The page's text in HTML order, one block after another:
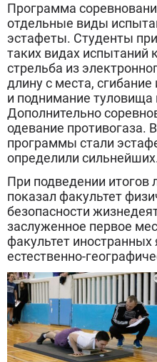
Программа
отдельные виды
эстафеты. Студенты
таких видах испытаний
стрельба из
длину с места, сгибание
и поднимание
Дополнительно
одевание противогаза.
программы стали
определили
При подведении итогов
показал факультет
безопасности
заслуженное первое
факультет
естественно-